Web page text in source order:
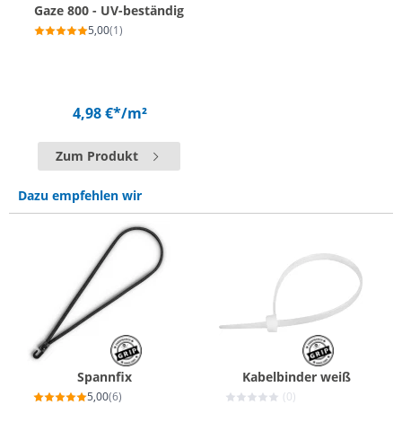
Gaze 800 - UV-beständig
5,00(1)
4,98 €*/m²
Zum Produkt
Dazu empfehlen wir
Spannfix
5,00(6)
Kabelbinder weiß
(0)